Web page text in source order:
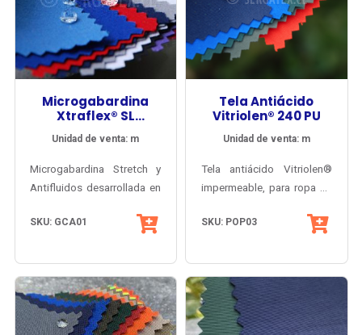
Microgabardina
Xtraflex® SL
Antifluidos
Unidad de venta: m
Microgabardina Stretch y
Antifluidos desarrollada en
para el mercado
médica y la salud.
Certificado OEKO-TEX®.
SKU: GCA01
Tela Antiácido
Vitriolen® 240 PU
Unidad de venta: m
Tela antiácido Vitriolen®
impermeable, para ropa de
antiácido, antigrasa
PRO®. Durabilidad,
seguridad y comodidad
comprobadas.
SKU: POP03